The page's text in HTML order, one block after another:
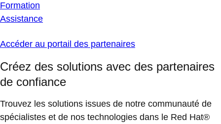
Formation
Assistance
Accéder au portail des partenaires
Créez des solutions avec des partenaires
de confiance
Trouvez les solutions issues de notre communauté de
spécialistes et de nos technologies dans le Red Hat®